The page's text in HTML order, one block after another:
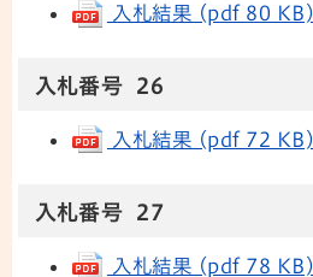
入札結果 (pdf 80 KB)
入札番号 26
入札結果 (pdf 72 KB)
入札番号 27
入札結果 (pdf 78 KB)